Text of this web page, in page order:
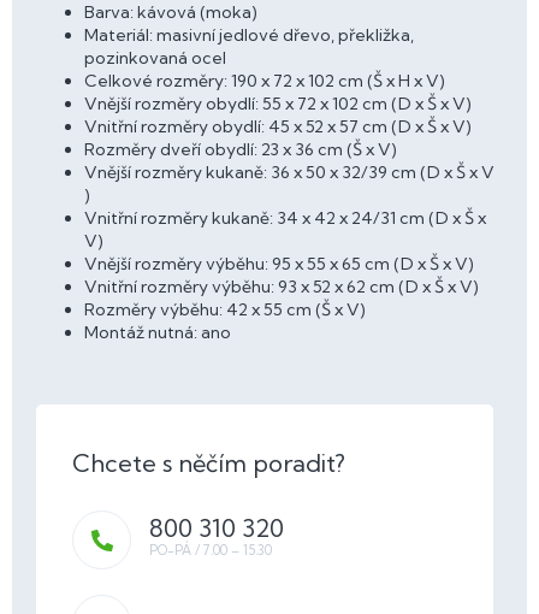
Barva: kávová (moka)
Materiál: masivní jedlové dřevo, překližka,
pozinkovaná ocel
Celkové rozměry: 190 x 72 x 102 cm (Š x H x V)
Vnější rozměry obydlí: 55 x 72 x 102 cm (D x Š x V)
Vnitřní rozměry obydlí: 45 x 52 x 57 cm (D x Š x V)
Rozměry dveří obydlí: 23 x 36 cm (Š x V)
Vnější rozměry kukaně: 36 x 50 x 32/39 cm (D x Š x V
)
Vnitřní rozměry kukaně: 34 x 42 x 24/31 cm (D x Š x
V)
Vnější rozměry výběhu: 95 x 55 x 65 cm (D x Š x V)
Vnitřní rozměry výběhu: 93 x 52 x 62 cm (D x Š x V)
Rozměry výběhu: 42 x 55 cm (Š x V)
Montáž nutná: ano
800 310 320